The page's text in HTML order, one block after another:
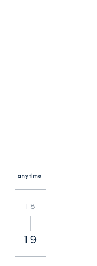
anytime
18
19